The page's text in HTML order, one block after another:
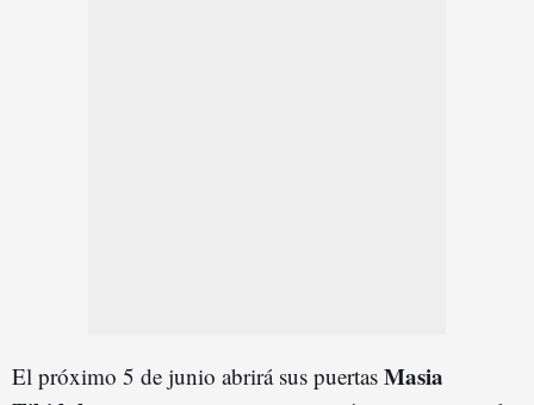
El próximo 5 de junio abrirá sus puertas Masia